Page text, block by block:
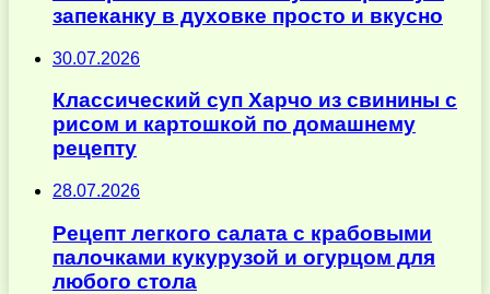
запеканку в духовке просто и вкусно
30.07.2026
Классический суп Харчо из свинины с
рисом и картошкой по домашнему
рецепту
28.07.2026
Рецепт легкого салата с крабовыми
палочками кукурузой и огурцом для
любого стола